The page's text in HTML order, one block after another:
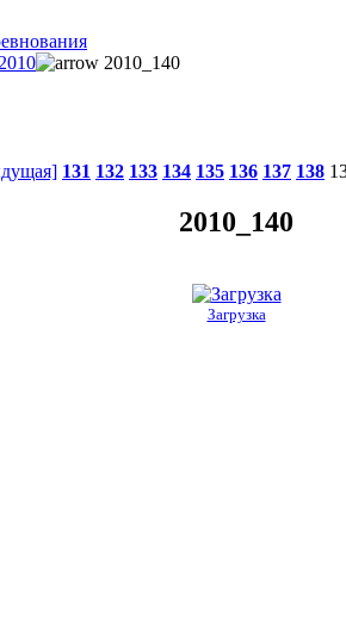
2010_140
131 132 133 134 135 136 137 138
2010_140
Загрузка